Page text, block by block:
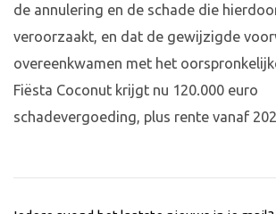
de annulering en de schade die
veroorzaakt, en dat de gewijzigde
overeenkwamen met het
Fiësta Coconut krijgt nu 120.000 euro
schadevergoeding, plus rente vanaf